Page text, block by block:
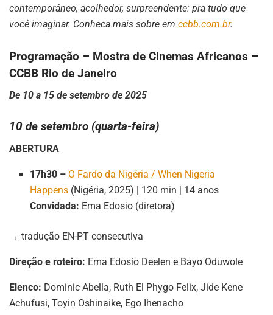
contemporâneo, acolhedor, surpreendente: pra tudo que
você imaginar. Conheca mais sobre em ccbb.com.br.
Programação – Mostra de Cinemas Africanos –
CCBB Rio de Janeiro
De 10 a 15 de setembro de 2025
10 de setembro (quarta-feira)
ABERTURA
17h30 – O Fardo da Nigéria / When Nigeria
Happens (Nigéria, 2025) | 120 min | 14 anos
Convidada: Ema Edosio (diretora)
→ tradução EN-PT consecutiva
Direção e roteiro: Ema Edosio Deelen e Bayo Oduwole
Elenco: Dominic Abella, Ruth El Phygo Felix, Jide Kene
Achufusi, Toyin Oshinaike, Ego Ihenacho